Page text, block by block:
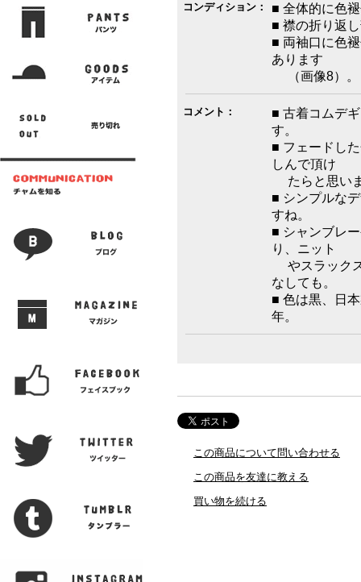
コンディション：
■ 全体的に色
■ 襟の折り返
■ 両袖口に色
あります
（画像8）。
コメント：
■ 古着コムデ
す。
■ フェードし
しんで頂け
たらと思い
■ シンプルな
すね。
■ シャンブレ
り、ニット
やスラック
なしても。
■ 色は黒、日
年。
この商品について問い合わせる
この商品を友達に教える
買い物を続ける